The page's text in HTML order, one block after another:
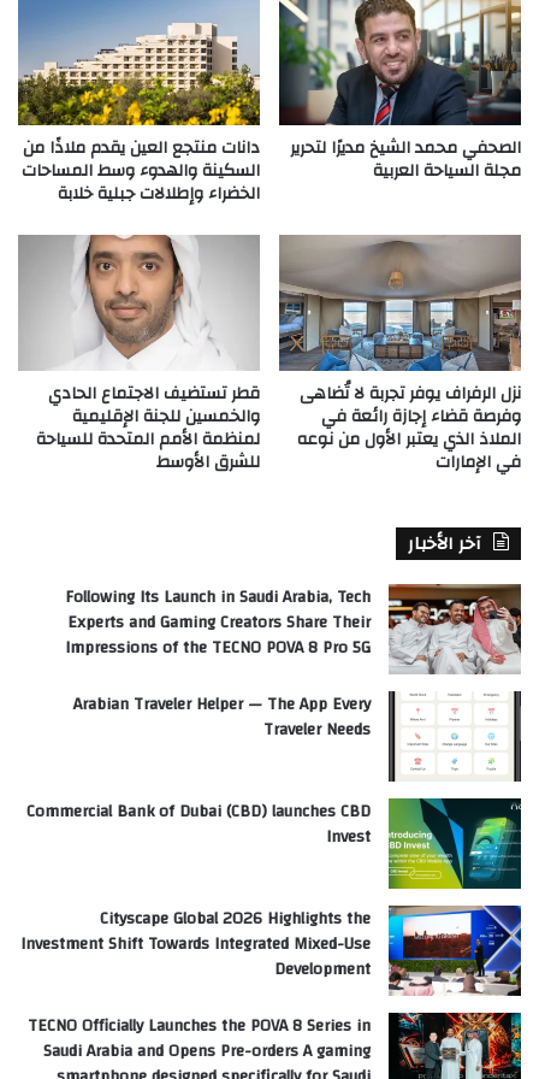
الصحفي محمد الشيخ مديرًا لتحرير
مجلة السياحة العربية
دانات منتجع العين يقدم ملاذًا من
السكينة والهدوء وسط المساحات
الخضراء وإطلالات جبلية خلابة
نزل الرفراف يوفر تجربة لا تُضاهى
وفرصة قضاء إجازة رائعة في
الملاذ الذي يعتبر الأول من نوعه
في الإمارات
قطر تستضيف الاجتماع الحادي
والخمسين للجنة الإقليمية
لمنظمة الأمم المتحدة للسياحة
للشرق الأوسط
آخر الأخبار
Following Its Launch in Saudi Arabia, Tech
Experts and Gaming Creators Share Their
Impressions of the TECNO POVA 8 Pro 5G
Arabian Traveler Helper — The App Every
Traveler Needs
Commercial Bank of Dubai (CBD) launches CBD
Invest
Cityscape Global 2026 Highlights the
Investment Shift Towards Integrated Mixed-Use
Development
TECNO Officially Launches the POVA 8 Series in
Saudi Arabia and Opens Pre-orders A gaming